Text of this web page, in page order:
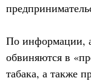
По информации,
обвиняются в
табака, а также